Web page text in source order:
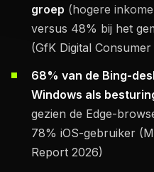
groep (hogere
versus 48% bij het
(GfK Digital
68% van de Bing-
Windows als
gezien de Edge-
78% iOS-gebruiker
Report 2026)